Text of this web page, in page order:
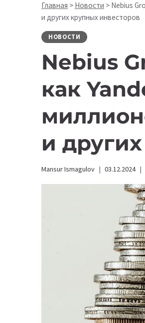
Главная > Новости > Nebius
и других крупных инвесторов
НОВОСТИ
Nebius
как
и
Mansur Ismagulov 03.12.2024